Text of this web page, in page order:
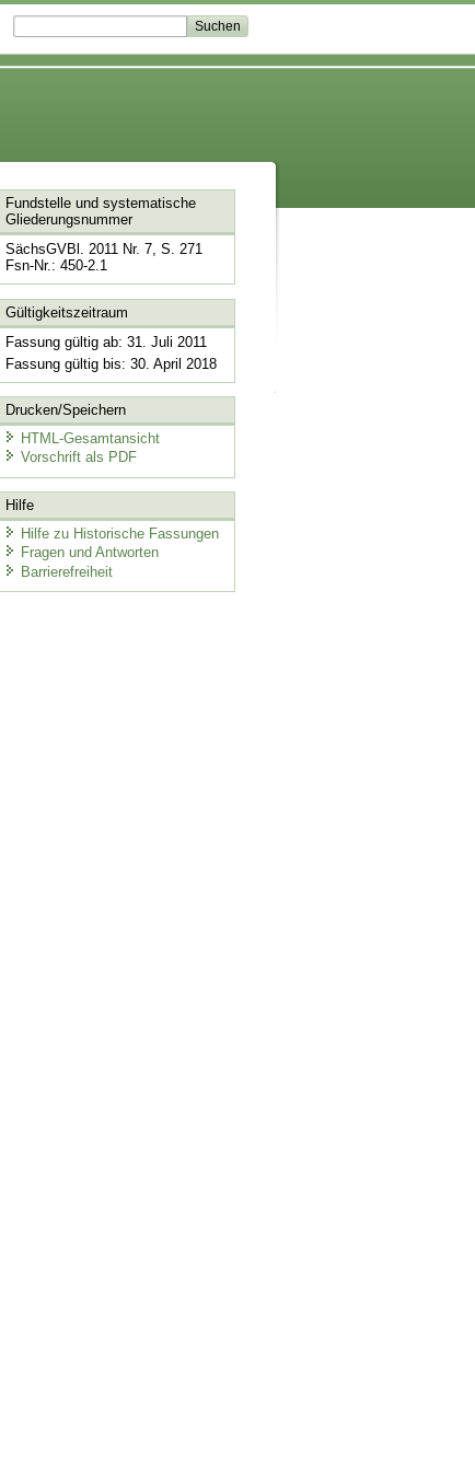
Fundstelle und systematische
Gliederungsnummer
SächsGVBl. 2011 Nr. 7, S. 271
Fsn-Nr.: 450-2.1
Gültigkeitszeitraum
Fassung gültig ab: 31. Juli 2011
Fassung gültig bis: 30. April 2018
Drucken/Speichern
HTML-Gesamtansicht
Vorschrift als PDF
Hilfe
Hilfe zu Historische Fassungen
Fragen und Antworten
Barrierefreiheit